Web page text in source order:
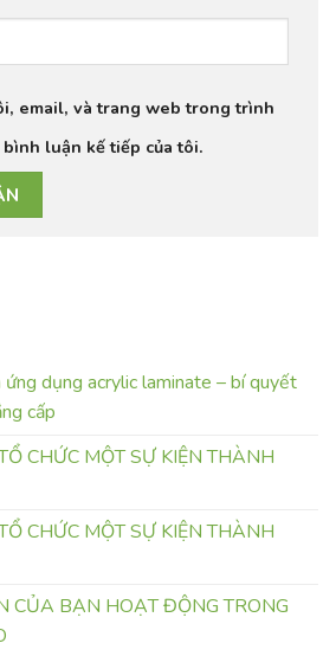
email, và trang web trong trình
luận kế tiếp của tôi.
dụng acrylic laminate – bí quyết
cấp
CHỨC MỘT SỰ KIỆN THÀNH
CHỨC MỘT SỰ KIỆN THÀNH
CỦA BẠN HOẠT ĐỘNG TRONG